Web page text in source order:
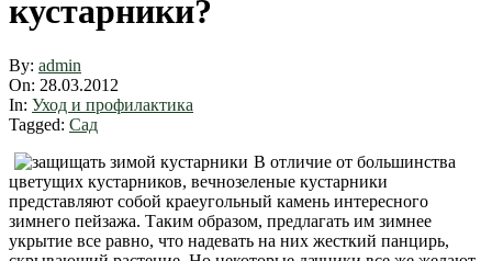
кустарники?
By: admin
On: 28.03.2012
In: Уход и профилактика
Tagged: Сад
В отличие от большинства
цветущих кустарников, вечнозеленые кустарники
представляют собой краеугольный камень интересного
зимнего пейзажа. Таким образом, предлагать им зимнее
укрытие все равно, что надевать на них жесткий панцирь,